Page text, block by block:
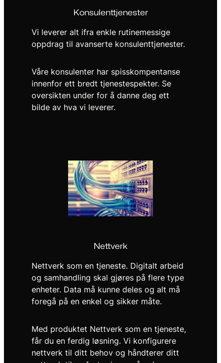
Konsulenttjenester
Vi leverer alt ifra enkle rutinemessige
oppdrag til avanserte konsulenttjenester.
Våre konsulenter har spisskompentanse
innenfor ett bredt tjenestespekter. Se
oversikten under for å danne deg ett
bilde av hva vi leverer.
Nettverk
Nettverk som en tjeneste. Digitalt arbeid
og samhandling skal gjøres på flere type
enheter. Data må kunne deles og alt må
foregå på en enkel og sikker måte.
Med produktet Nettverk som en tjeneste,
får du en ferdig løsning. Vi konfigurere
nettverk til ditt behov og håndterer ditt